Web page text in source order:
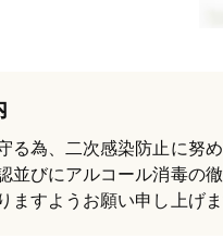
為、二次感染防止に努め
びにアルコール消毒の徹
すようお願い申し上げま